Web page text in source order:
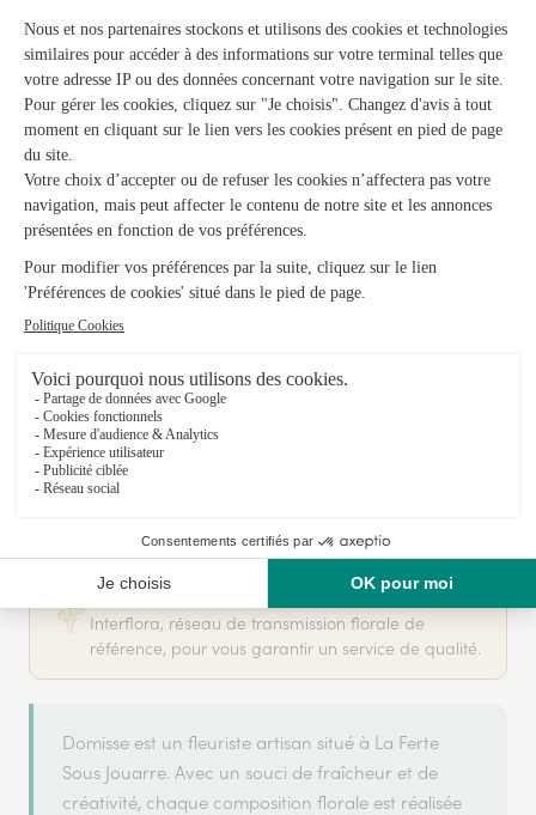
Domisse s'appuie sur son partenariat avec
Interflora, réseau de transmission florale de
référence, pour vous garantir un service de qualité.
Domisse est un fleuriste artisan situé à La Ferte
Sous Jouarre. Avec un souci de fraîcheur et de
créativité, chaque composition florale est réalisée